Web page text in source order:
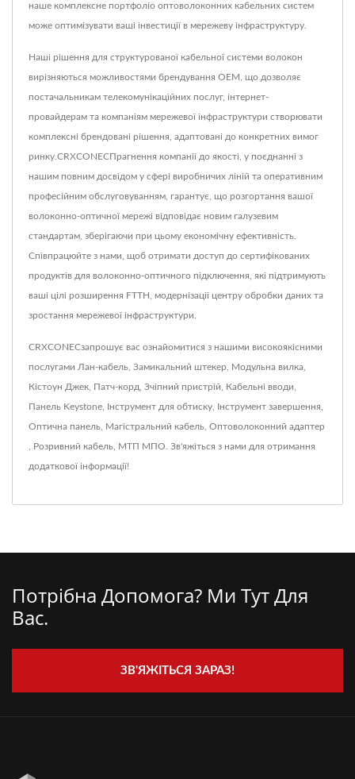
наше комплексне портфоліо оптоволоконних кабельних систем
може оптимізувати ваші інвестиції в мережеву інфраструктуру.
Наші рішення для структурованої кабельної системи волокон
вирізняються можливостями брендування OEM, що дозволяє
постачальникам телекомунікаційних послуг, інтернет-
провайдерам та компаніям мережевої інфраструктури створювати
комплексні брендовані рішення, адаптовані до конкретних вимог
ринку.CRXCONECПрагнення компанії до якості, у поєднанні з
нашим повним досвідом у сфері виробничих ліній та оперативним
професійним обслуговуванням, гарантує, що розгортання вашої
волоконно-оптичної мережі відповідає новим галузевим
стандартам, зберігаючи при цьому економічну ефективність.
Співпрацюйте з нами, щоб отримати доступ до сертифікованих
продуктів для волоконно-оптичного підключення, які підтримують
ваші цілі розширення FTTH, модернізації центру обробки даних та
зростання мережевої інфраструктури.
CRXCONECзапрошує вас ознайомитися з нашими високоякісними
послугами Лан-кабель Замикальний штекер Модульна вилка
Кістоун Джек Патч-корд Зчіпний пристрій Кабельні вводи
Панель Keystone Інструмент для обтиску Інструмент завершення
Оптична панель Магістральний кабель Оптоволоконний адаптер
Розривний кабель МТП МПО Зв'яжіться з нами для отримання
додаткової інформації!
Потрібна Допомога? Ми Тут Для
Вас.
ЗВ'ЯЖІТЬСЯ ЗАРАЗ!